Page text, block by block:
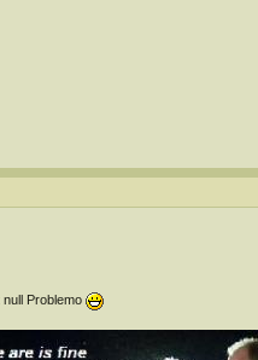
Problemo